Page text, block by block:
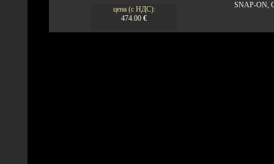
цена (с НДС):
474.00 €
SNAP-